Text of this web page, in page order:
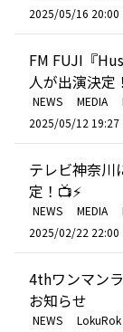
2025/05/16 20:00
FM FUJI『
人が出演決定！
NEWS MEDIA
2025/05/12 19:27
テレビ神奈川
定！📺⚡️
NEWS MEDIA
2025/02/22 22:00
4thワンマン
お知らせ
NEWS LokuRok